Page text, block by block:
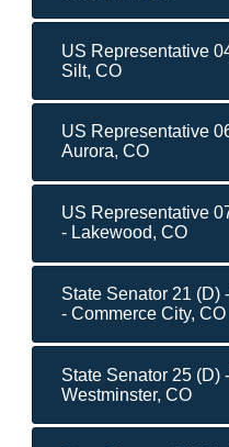
US Representative
Silt, CO
US Representative
Aurora, CO
US Representative
- Lakewood, CO
State Senator 21 (D)
- Commerce City, CO
State Senator 25 (D)
Westminster, CO